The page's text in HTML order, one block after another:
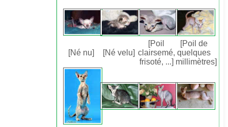
[Né nu] [Né velu]
[Poil
clairsemé,
frisoté, ...]
[Poil de
quelques
millimètres]